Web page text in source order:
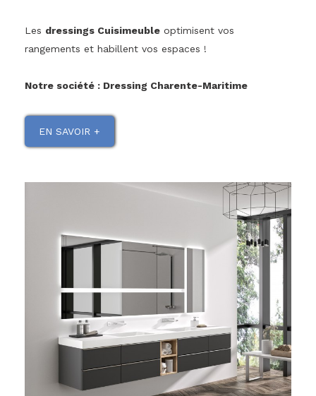
Les dressings Cuisimeuble optimisent vos
rangements et habillent vos espaces !
Notre société : Dressing Charente-Maritime
EN SAVOIR +